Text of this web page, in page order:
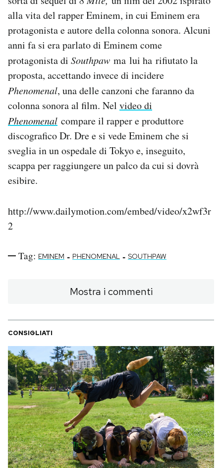
Area Personale
Newsletter
Notifiche mobile
Regala il Post
Hai bisogno di aiuto?
alla vita del rapper Eminem, in cui Eminem era
protagonista e autore della colonna sonora. Alcuni
anni fa si era parlato di Eminem come
protagonista di Southpaw ma lui ha rifiutato la
proposta, accettando invece di incidere
Phenomenal, una delle canzoni che faranno da
colonna sonora al film. Nel video di
Phenomenal compare il rapper e produttore
discografico Dr. Dre e si vede Eminem che si
sveglia in un ospedale di Tokyo e, inseguito,
scappa per raggiungere un palco da cui si dovrà
esibire.
http://www.dailymotion.com/embed/video/x2wf3r
2
Tag: EMINEM - PHENOMENAL - SOUTHPAW
Mostra i commenti
CONSIGLIATI